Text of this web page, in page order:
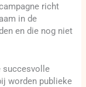
richt
in de
en die nog niet
succesvolle
worden publieke